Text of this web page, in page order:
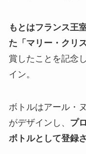
もとはフランス王
た「マリー・クリ
賞したことを記念
イン。
ボトルはアール・
がデザインし、 プ
ボトルとして登録